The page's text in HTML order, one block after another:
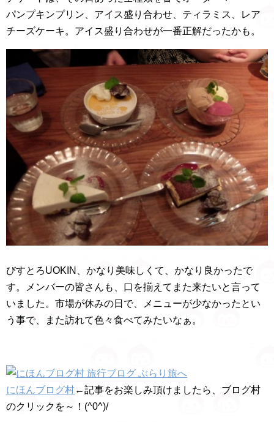
パンプキンプリン、アイス盛り合わせ、ティラミス、レア
チーズケーキ。アイス盛り合わせが一番正解だったかも。
びすとろUOKIN、かなり美味しくて、かなり良かったで
す。メンバーの皆さんも、口を揃えてまた来たいと言って
いました。市場が休みの日で、メニューが少なかったとい
う事で、また訪れて色々食べてみたいなぁ。
にほんブログ村←記事をお楽しみ頂けましたら、ブログ村
のクリックを～！(^0^)/